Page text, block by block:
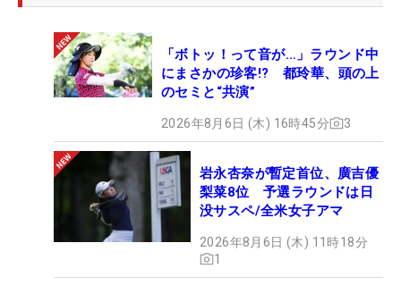
「ボトッ！って音が…」ラウンド中
にまさかの珍客!? 都玲華、頭の上
のセミと“共演”
2026年8月6日 (木) 16時45分 3
岩永杏奈が暫定首位、廣吉優
梨菜8位 予選ラウンドは日
没サスペ/全米女子アマ
2026年8月6日 (木) 11時18分
1